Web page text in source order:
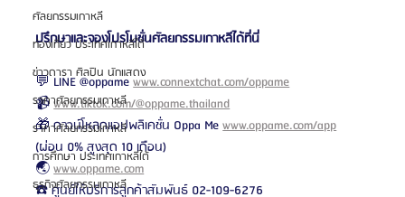
ศัลยกรรมเกาหลี
ท่องเที่ยว ประเทศเกาหลีใต้
ข่าวดารา ศิลปิน นักแสดง
ราคาศัลยกรรมเกาหลี
ราคาศัลยกรรมเกาหลี
การศึกษา ประเทศเกาหลีใต้
ธุรกิจศัลยกรรมเกาหลี
ปรึกษาและจองโปรโมชั่นศัลยกรรมเกาหลีได้ที่นี่
💬 LINE @oppame www.connextchat.com/oppame
📹 www.tiktok.com/@oppame.thailand
🎁 ดาวน์โหลดแอปพลิเคชั่น Oppa Me www.oppame.com/app
(ผ่อน 0% สูงสุด 10 เดือน)
🌏 www.oppame.com
☎️ ศูนย์ให้บริการลูกค้าสัมพันธ์ 02-109-6276